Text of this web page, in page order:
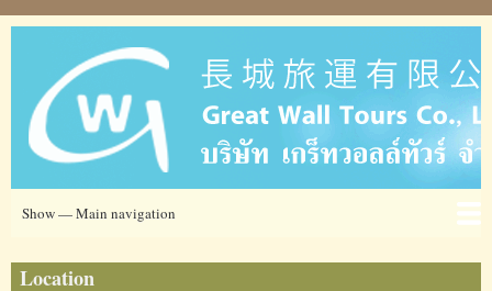
Skip
content
Main
Show — Main navigation
Ticket
โรงแรม
ข่าวสาร
ข้อมูลการท่องเที่ยว
เกี่ยวกับเรา
ที่อยู่
Location